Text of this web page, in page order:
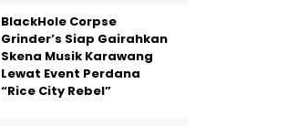
BlackHole Corpse
Grinder’s Siap Gairahkan
Skena Musik Karawang
Lewat Event Perdana
“Rice City Rebel”